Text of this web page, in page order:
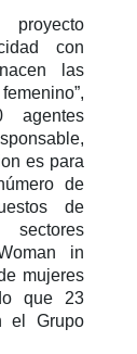
con
las
agentes
es para
de
de
in
mujeres
que 23
el Grupo